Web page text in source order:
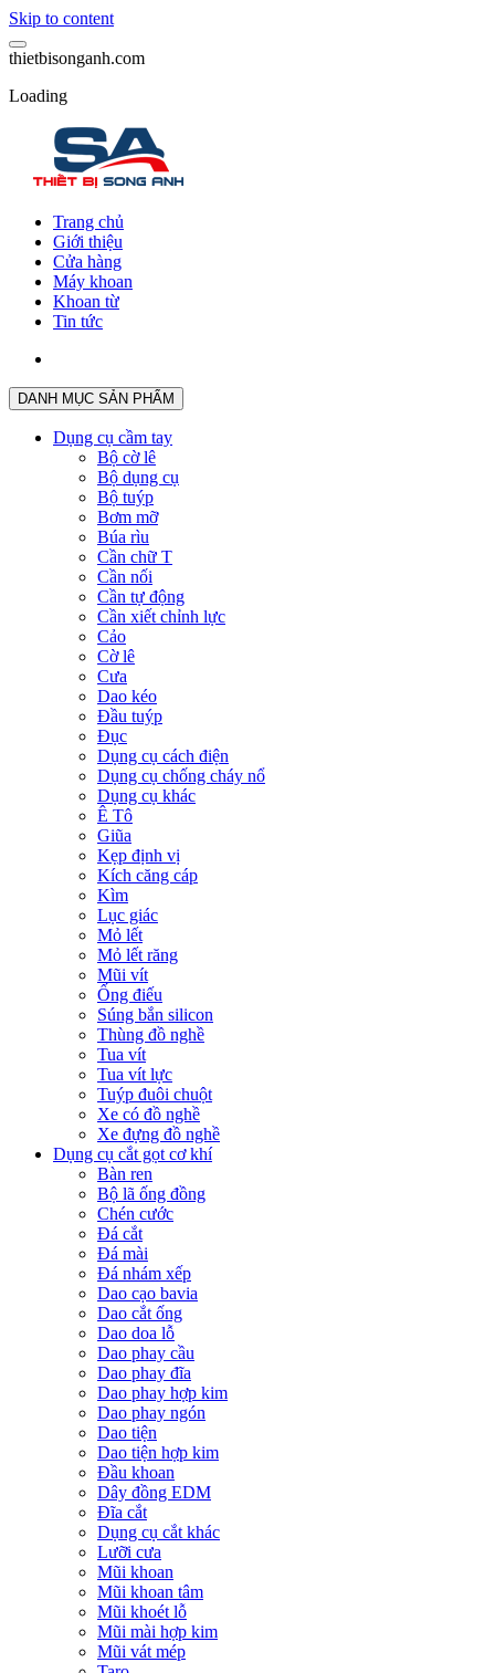
Skip to content
thietbisonganh.com
Loading
Trang chủ
Giới thiệu
Cửa hàng
Máy khoan
Khoan từ
Tin tức
DANH MỤC SẢN PHẨM
Dụng cụ cầm tay
Bộ cờ lê
Bộ dụng cụ
Bộ tuýp
Bơm mỡ
Búa rìu
Cần chữ T
Cần nối
Cần tự động
Cần xiết chỉnh lực
Cảo
Cờ lê
Cưa
Dao kéo
Đầu tuýp
Đục
Dụng cụ cách điện
Dụng cụ chống cháy nổ
Dụng cụ khác
Ê Tô
Giũa
Kẹp định vị
Kích căng cáp
Kìm
Lục giác
Mỏ lết
Mỏ lết răng
Mũi vít
Ống điếu
Súng bắn silicon
Thùng đồ nghề
Tua vít
Tua vít lực
Tuýp đuôi chuột
Xe có đồ nghề
Xe đựng đồ nghề
Dụng cụ cắt gọt cơ khí
Bàn ren
Bộ lã ống đồng
Chén cước
Đá cắt
Đá mài
Đá nhám xếp
Dao cạo bavia
Dao cắt ống
Dao doa lỗ
Dao phay cầu
Dao phay đĩa
Dao phay hợp kim
Dao phay ngón
Dao tiện
Dao tiện hợp kim
Đầu khoan
Dây đồng EDM
Đĩa cắt
Dụng cụ cắt khác
Lưỡi cưa
Mũi khoan
Mũi khoan tâm
Mũi khoét lỗ
Mũi mài hợp kim
Mũi vát mép